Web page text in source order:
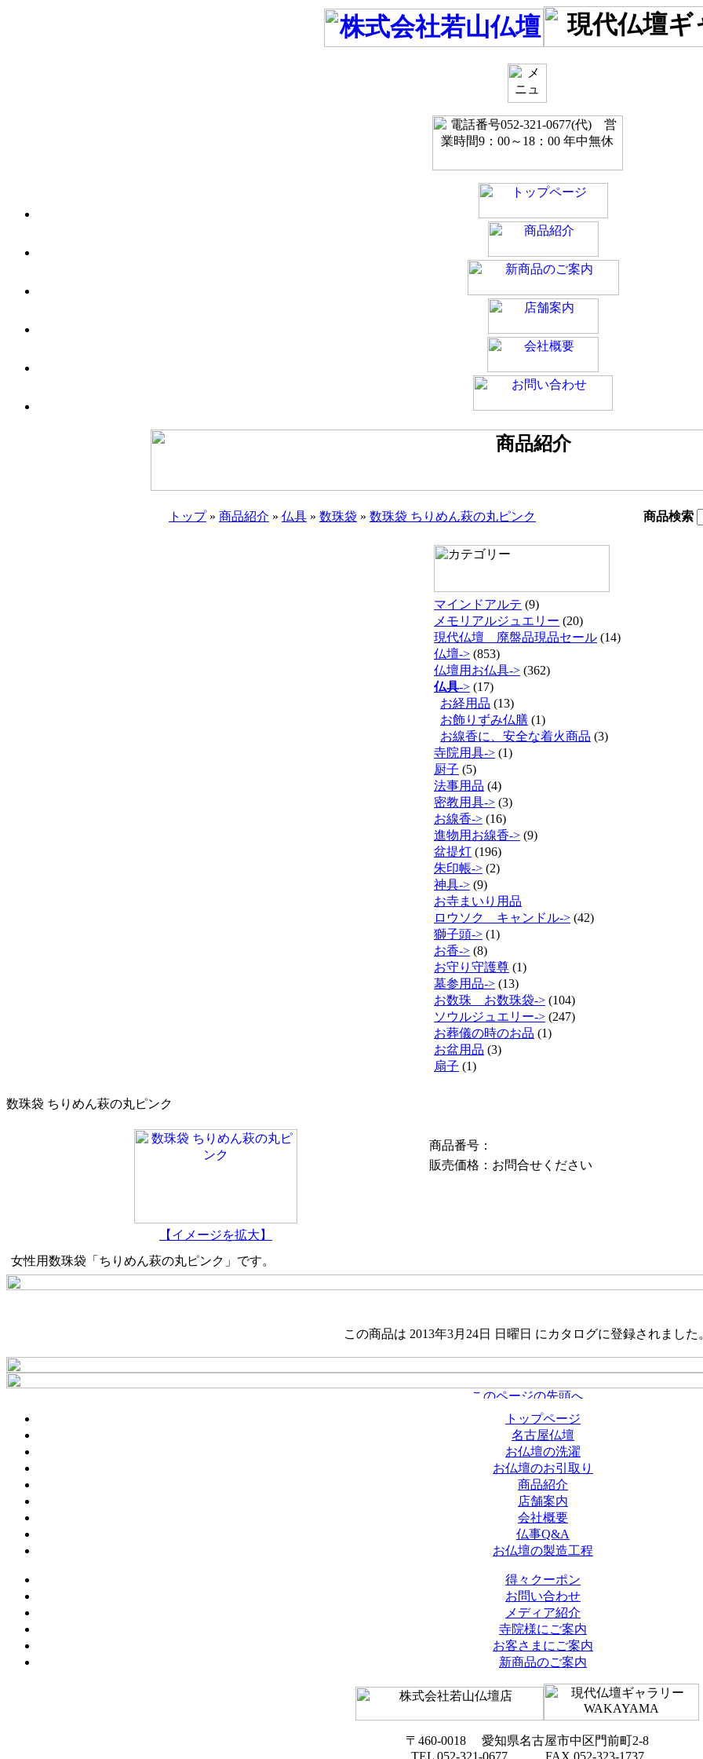
トップ» 商品紹介 » 仏具 » 数珠袋 » 数珠袋 ちりめん萩の丸ピンク 商品検索
マインドアルテ (9)
メモリアルジュエリー (20)
現代仏壇 廃盤品現品セール (14)
仏壇-> (853)
仏壇用お仏具-> (362)
仏具-> (17)
お経用品 (13)
お飾りずみ仏膳 (1)
お線香に、安全な着火商品 (3)
寺院用具-> (1)
厨子 (5)
法事用品 (4)
密教用具-> (3)
お線香-> (16)
進物用お線香-> (9)
盆提灯 (196)
朱印帳-> (2)
神具-> (9)
お寺まいり用品
ロウソク キャンドル-> (42)
獅子頭-> (1)
お香-> (8)
お守り守護尊 (1)
墓参用品-> (13)
お数珠 お数珠袋-> (104)
ソウルジュエリー-> (247)
お葬儀の時のお品 (1)
お盆用品 (3)
扇子 (1)
数珠袋 ちりめん萩の丸ピンク
【イメージを拡大】
商品番号：
販売価格： お問合せください
女性用数珠袋「ちりめん萩の丸ピンク」です。
この商品は 2013年3月24日 日曜日 にカタログに登録されました
トップページ
名古屋仏壇
お仏壇の洗濯
お仏壇のお引取り
商品紹介
店舗案内
会社概要
仏事Q&A
お仏壇の製造工程
得々クーポン
お問い合わせ
メディア紹介
寺院様にご案内
お客さまにご案内
新商品のご案内
〒460-0018 愛知県名古屋市中区門前町2-8